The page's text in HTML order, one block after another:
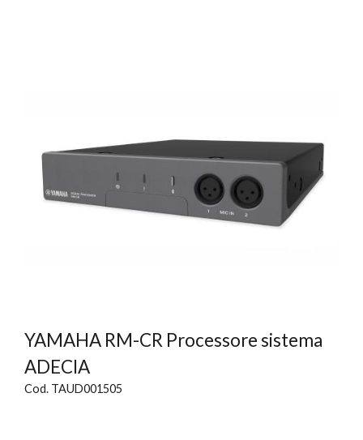
YAMAHA RM-CR Processore sistema
ADECIA
Cod. TAUD001505